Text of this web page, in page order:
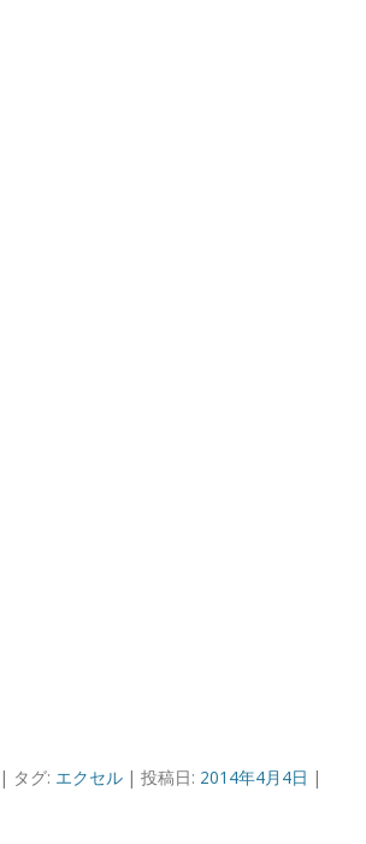
| タグ: エクセル| 投稿日: 2014年4月4日 |